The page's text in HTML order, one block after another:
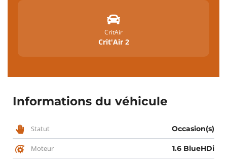
CritAir
Crit'Air 2
Informations du véhicule
Statut Occasion(s)
Moteur 1.6 BlueHDi